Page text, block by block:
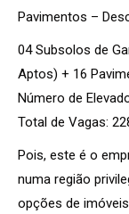
Pavimentos –
04 Subsolos de
Aptos) + 16
Número de
Total de Vagas:
Pois, este é o
numa região
opções de